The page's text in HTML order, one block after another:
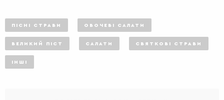
ПІСНІ СТРАВИ ОВОЧЕВІ САЛАТИ
ВЕЛИКИЙ ПІСТ САЛАТИ СВЯТКОВІ СТРАВИ
ІНШІ